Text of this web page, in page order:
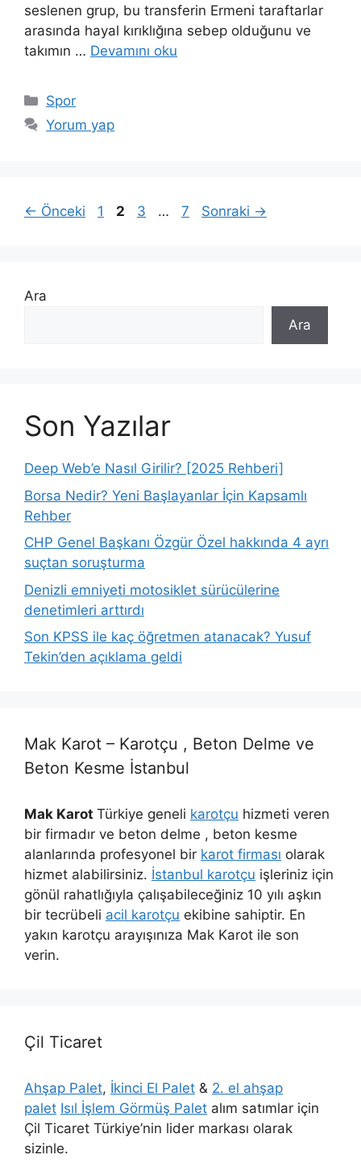
seslenen grup, bu transferin Ermeni taraftarlar
arasında hayal kırıklığına sebep olduğunu ve
takımın … Devamını oku
Kategoriler
Spor
Yorum yap
← Önceki Sayfa
1 Sayfa
2 Sayfa
3 … Sayfa
7 Sonraki →
Ara
Ara
Son Yazılar
Deep Web’e Nasıl Girilir? [2025 Rehberi]
Borsa Nedir? Yeni Başlayanlar İçin Kapsamlı
Rehber
CHP Genel Başkanı Özgür Özel hakkında 4 ayrı
suçtan soruşturma
Denizli emniyeti motosiklet sürücülerine
denetimleri arttırdı
Son KPSS ile kaç öğretmen atanacak? Yusuf
Tekin’den açıklama geldi
Mak Karot – Karotçu , Beton Delme ve
Beton Kesme İstanbul
Mak Karot Türkiye geneli karotçu hizmeti veren
bir firmadır ve beton delme , beton kesme
alanlarında profesyonel bir karot firması olarak
hizmet alabilirsiniz. İstanbul karotçu işleriniz için
gönül rahatlığıyla çalışabileceğiniz 10 yılı aşkın
bir tecrübeli acil karotçu ekibine sahiptir. En
yakın karotçu arayışınıza Mak Karot ile son
verin.
Çil Ticaret
Ahşap Palet, İkinci El Palet & 2. el ahşap
palet Isıl İşlem Görmüş Palet alım satımlar için
Çil Ticaret Türkiye’nin lider markası olarak
sizinle.